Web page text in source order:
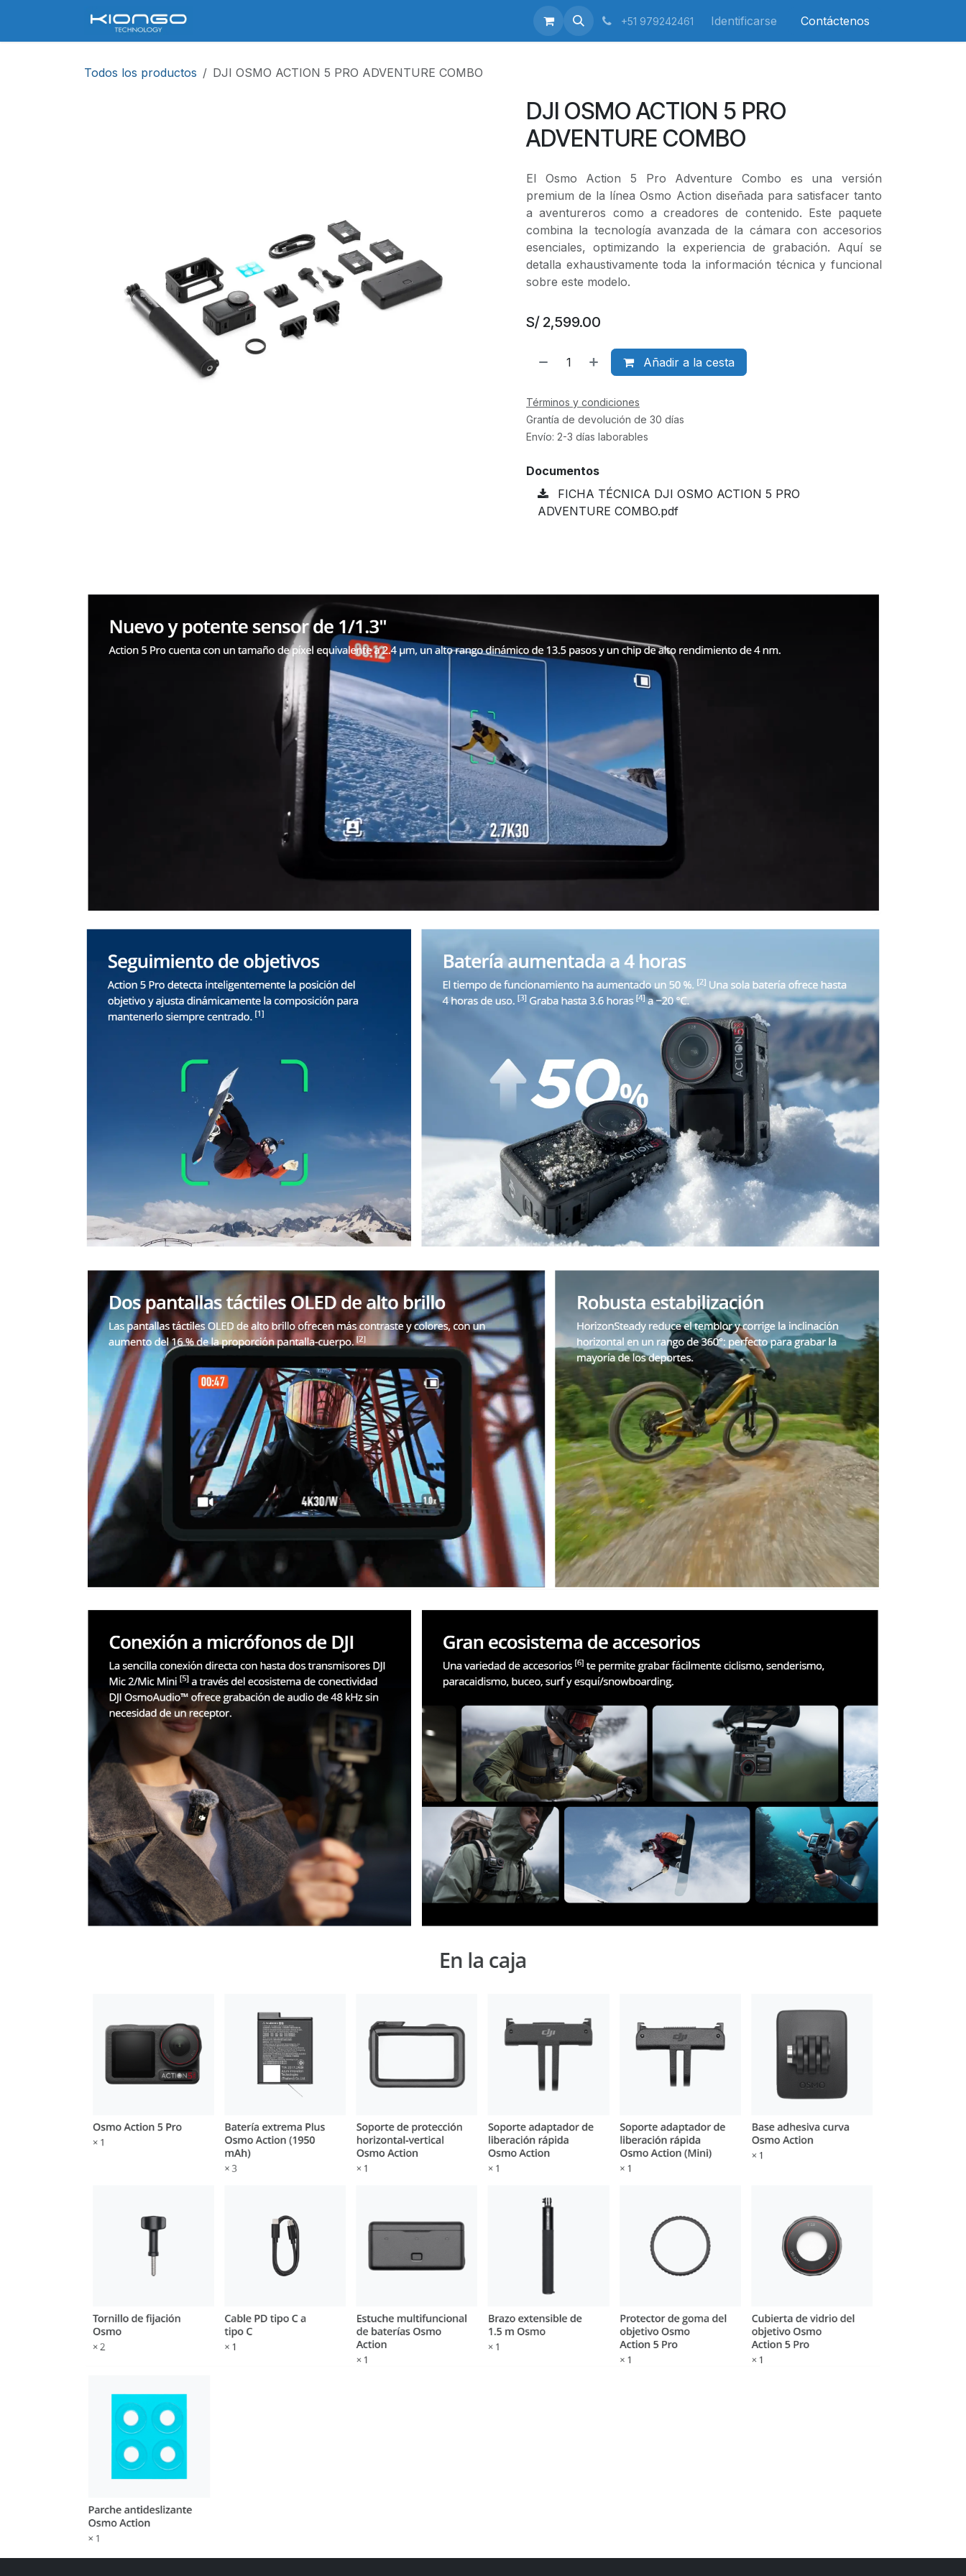
+51 979242461 Identificarse Contáctenos
Todos los productos DJI OSMO ACTION 5 PRO ADVENTURE COMBO
DJI OSMO ACTION 5 PRO
ADVENTURE COMBO
El Osmo Action 5 Pro Adventure Combo es una versión
premium de la línea Osmo Action diseñada para satisfacer tanto
a aventureros como a creadores de contenido. Este paquete
combina la tecnología avanzada de la cámara con accesorios
esenciales, optimizando la experiencia de grabación. Aquí se
detalla exhaustivamente toda la información técnica y funcional
sobre este modelo.
S/ 2,599.00
Añadir a la cesta
Términos y condiciones
Grantía de devolución de 30 días
Envío: 2-3 días laborables
Documentos
FICHA TÉCNICA DJI OSMO ACTION 5 PRO
ADVENTURE COMBO.pdf